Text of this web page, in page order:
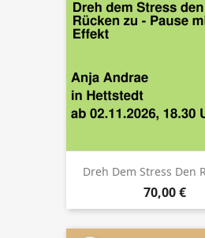
Dreh Dem Stress Den
70,00 €
Abbrechen